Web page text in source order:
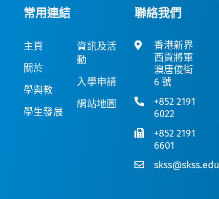
常用連結
主頁
關於
學與教
學生發展
資訊及活
動
入學申請
網站地圖
聯絡我們
香港新界
西貢將軍
澳唐俊街
6 號
+852 2191
6022
+852 2191
6601